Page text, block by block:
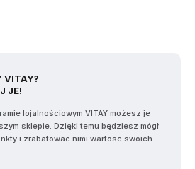
VITAY?
JE!
lojalnościowym VITAY możesz je
sklepie. Dzięki temu będziesz mógł
i zrabatować nimi wartość swoich